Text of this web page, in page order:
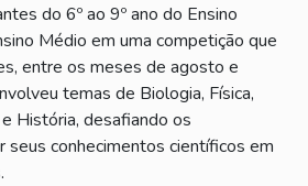
do 6º ao 9º ano do Ensino
Médio em uma competição que
entre os meses de agosto e
temas de Biologia, Física,
História, desafiando os
seus conhecimentos científicos em